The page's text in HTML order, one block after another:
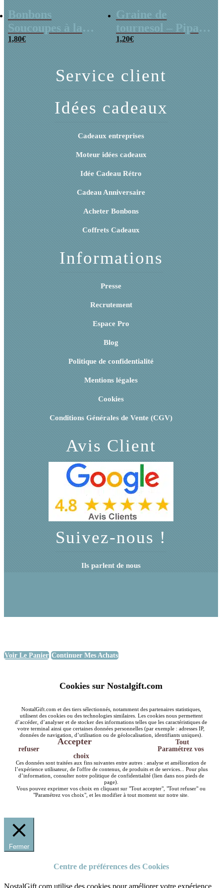
Bonbons
Soucoupes à la
poudre (x20)
1,80€
Graine de
tournesol – Pipas
x 3
1,20€
Service client
Idées cadeaux
Cadeaux entreprises
Moteur idées cadeaux
Idée Cadeau Rétro
Cadeau Anniversaire
Acheter Bonbons
Coffrets Cadeaux
Informations
Presse
Recrutement
Espace Pro
Blog
Politique de confidentialité
Mentions légales
Cookies
Conditions Générales de Vente (CGV)
Avis Client
Suivez-nous !
Ils parlent de nous
Voir Le Panier Continuer Mes Achats
Cookies sur Nostalgift.com
NostalGift.com et des tiers sélectionnés, notamment des partenaires statistiques,
utilisent des cookies ou des technologies similaires. Les cookies nous permettent
d’accéder, d’analyser et de stocker des informations telles que les caractéristiques de
votre terminal ainsi que certaines données personnelles (par exemple : adresses IP,
données de navigation, d’utilisation ou de géolocalisation, identifiants uniques).
Accepter
Tout
refuser
Paramétrez vos
choix
Ces données sont traitées aux fins suivantes entre autres : analyse et amélioration de
l’expérience utilisateur, de l'offre de contenus, de produits et de services... Pour plus
d’information, consulter notre politique de confidentialité (lien dans nos pieds de
page).
Vous pouvez exprimer vos choix en cliquant sur "Tout accepter", "Tout refuser" ou
"Paramétrez vos choix", et les modifier à tout moment sur notre site.
Fermer
Centre de préférences des Cookies
NostalGift.com utilise des cookies pour améliorer votre expérience